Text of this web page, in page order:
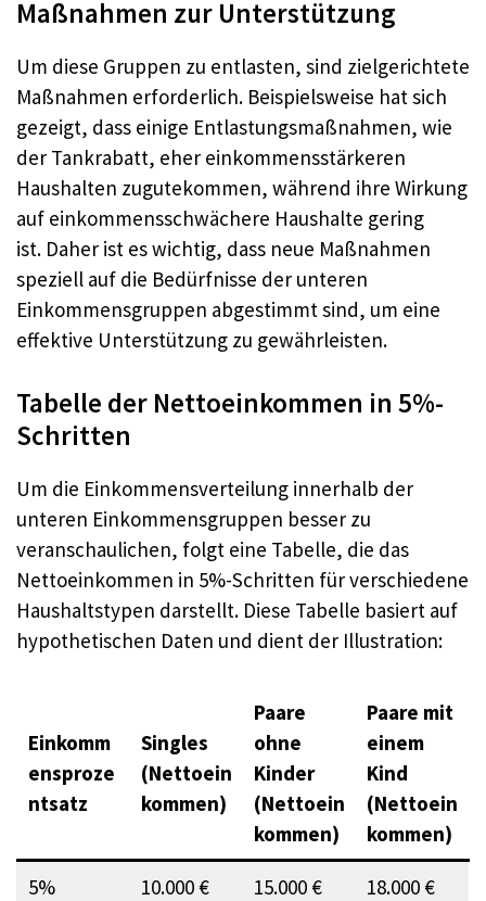
Maßnahmen zur Unterstützung
Um diese Gruppen zu entlasten, sind zielgerichtete
Maßnahmen erforderlich. Beispielsweise hat sich
gezeigt, dass einige Entlastungsmaßnahmen, wie
der Tankrabatt, eher einkommensstärkeren
Haushalten zugutekommen, während ihre Wirkung
auf einkommensschwächere Haushalte gering
ist. Daher ist es wichtig, dass neue Maßnahmen
speziell auf die Bedürfnisse der unteren
Einkommensgruppen abgestimmt sind, um eine
effektive Unterstützung zu gewährleisten.
Tabelle der Nettoeinkommen in 5%-
Schritten
Um die Einkommensverteilung innerhalb der
unteren Einkommensgruppen besser zu
veranschaulichen, folgt eine Tabelle, die das
Nettoeinkommen in 5%-Schritten für verschiedene
Haushaltstypen darstellt. Diese Tabelle basiert auf
hypothetischen Daten und dient der Illustration:
Einkomm
ensproze
ntsatz
Singles
(Nettoein
kommen)
Paare
ohne
Kinder
(Nettoein
kommen)
Paare mit
einem
Kind
(Nettoein
kommen)
5% 10.000 € 15.000 €
18.000 €